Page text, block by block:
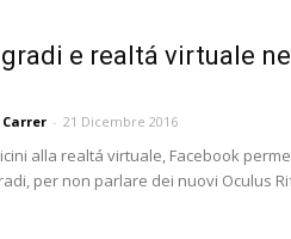
e realtá virtuale
- 21 Dicembre 2016
alla realtá virtuale, Facebook
per non parlare dei nuovi Oculus